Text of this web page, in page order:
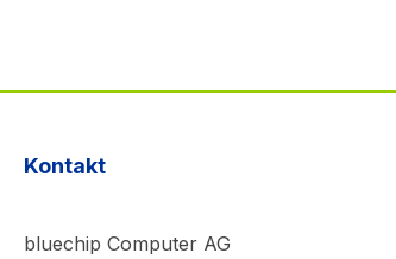
Kontakt
bluechip Computer AG